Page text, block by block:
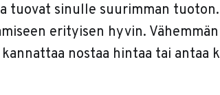
tuovat sinulle suurimman
erityisen hyvin. Vähemmän
nostaa hintaa tai antaa